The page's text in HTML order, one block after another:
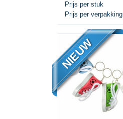
Prijs per stuk
Prijs per verpakking
NIEUW